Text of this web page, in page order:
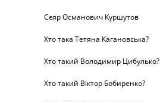
Сєяр Османович Куршутов
Хто така Тетяна Кагановська?
Хто такий Володимир Цибулько?
Хто такий Віктор Бобиренко?